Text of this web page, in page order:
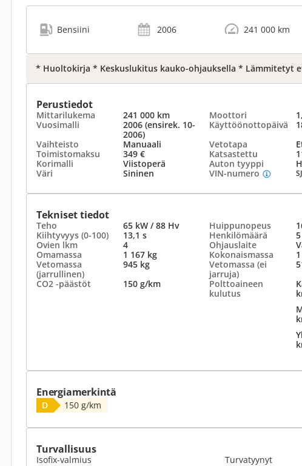
Bensiini 2006 241 000 km
* Huoltokirja * Keskuslukitus kauko-ohjauksella * Lämmitetyt
Perustiedot
Mittarilukema 241 000 km Moottori
Vuosimalli
2006 (ensirek. 10-
2006)
Käyttöönottopäivä
Vaihteisto
Manuaali Vetotapa
Toimistomaksu
349 € Katsastettu
Korimalli
Viistoperä Auton tyyppi
Väri
Sininen VIN-numero
Tekniset tiedot
Teho 65 kW / 88 Hv Huippunopeus
Kiihtyvyys (0-100)
13,1 s Henkilömäärä
5
Ovien lkm
4 Ohjauslaite
Omamassa
1 167 kg Kokonaismassa
Vetomassa
(jarrullinen)
945 kg
Vetomassa (ei
jarruja)
CO2 -päästöt
150 g/km
Polttoaineen
kulutus
Energiamerkintä
D 150 g/km
Turvallisuus
Isofix-valmius Turvatyynyt